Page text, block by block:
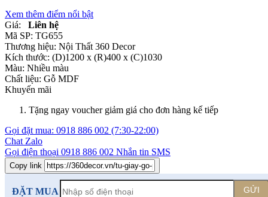
Xem thêm điểm nổi bật
Giá:
Liên hệ
Mã SP: TG655
Thương hiệu: Nội Thất 360 Decor
Kích thước: (D)1200 x (R)400 x (C)1030
Màu: Nhiều màu
Chất liệu: Gỗ MDF
Khuyến mãi
Tặng ngay voucher giảm giá cho đơn hàng kế tiếp
Gọi đặt mua: 0918 886 002 (7:30-22:00)
Chat Zalo
Gọi điện thoại 0918 886 002 Nhắn tin SMS
Copy link
ĐẶT MUA GỬI